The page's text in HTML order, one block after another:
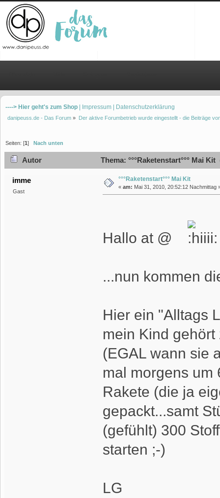
----> Hier geht's zum Shop | Impressum | Datenschutzerklärung
danipeuss.de - Das Forum » Der aktive Forumbetrieb wurde eingestellt - die Beiträge
Seiten: [1] Nach unten
Autor Thema: °°°Raketenstart°°° Mai
imme
Gast
°°°Raketenstart°°° Mai Kit
« am: Mai 31, 2010, 20:52:12 Nachmittag
Hallo at @
...nun kommen
Hier ein "Alltags
mein Kind
(EGAL wann sie
mal morgens um
Rakete (die ja
gepackt...samt
(gefühlt) 300
starten ;-)
LG